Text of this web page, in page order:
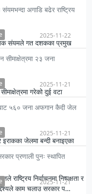
अगाडि बढेर राष्ट्रिय
संयमले गत दशकका प्रमुख
कडा अपेक्षालाई चुनौती
2025-11-22
सीमाक्षेत्रमा २३ जना
गरेको दुई वटा
२३ जना आतङ्ककारीको मृत्यु
2025-11-21
५६० जना अफगान कैदी जेल
इराकका जेलमा बन्दी बनाइएका
जेल मुक्त भई अफगानिस्तान
2025-11-21
प्रणाली पुनः स्थापित
राष्ट्रिय निर्वाचनमा निष्पक्षता र
काम चलाउ सरकार प…
2025-11-21